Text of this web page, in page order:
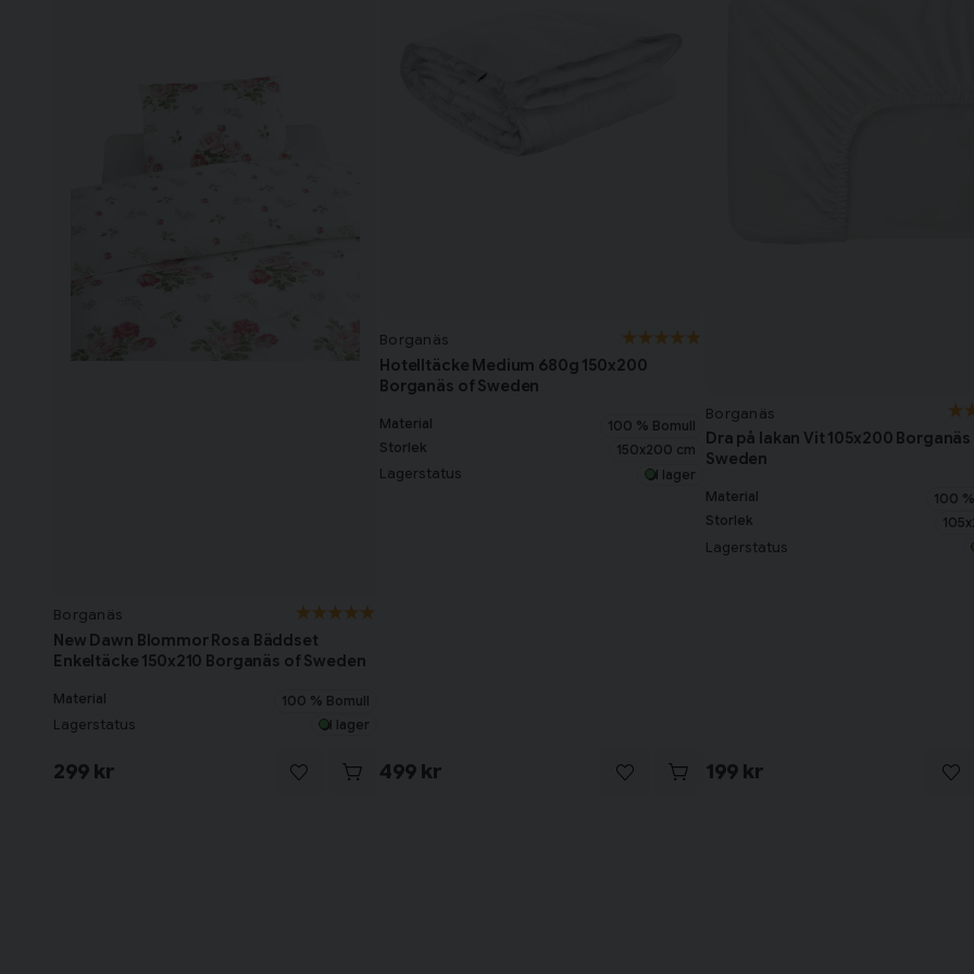
Borganäs
New Dawn Blommor Rosa Bäddset
Enkeltäcke 150x210 Borganäs of Sweden
Material 100 % Bomull
Lagerstatus I lager
299 kr
Borganäs
Hotelltäcke Medium 680g 150x200
Borganäs of Sweden
Material
100 % Bomull
Storlek
150x200 cm
Lagerstatus I lager
499 kr
Borganäs
Dra på lakan Vit 105x200
Sweden
Material
100
Storlek
Lagerstatus
199 kr